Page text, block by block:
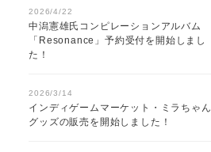
2026/4/22
中潟憲雄氏コンピレーションアルバム
「Resonance」予約受付を開始しまし
た！
2026/3/14
インディゲームマーケット・ミラちゃん
グッズの販売を開始しました！